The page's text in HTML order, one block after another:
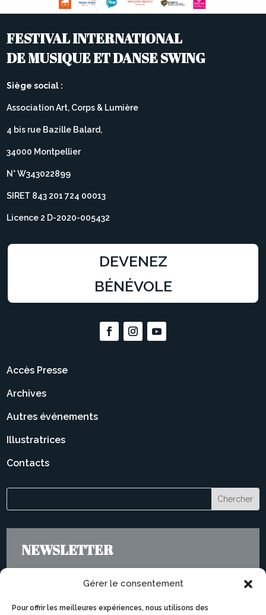
Gérer le consentement
Pour offrir les meilleures expériences, nous utilisons des
FESTIVAL INTERNATIONAL
DE MUSIQUE ET DANSE SWING
Siège social :
Association Art, Corps & Lumière
4 bis rue Bazille Balard,
34000 Montpellier
N° W343022899
SIRET 843 201 724 00013
Licence 2 D-2020-005432
DEVENEZ
BÉNÉVOLE
Accès Presse
Archives
Autres événements
Illustratrices
Contacts
NEWSLETTER